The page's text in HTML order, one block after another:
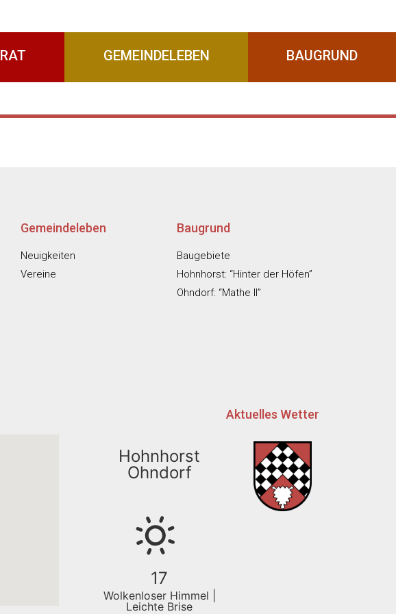
RAT GEMEINDELEBEN BAUGRUND
Gemeindeleben
Neuigkeiten
Vereine
Baugrund
Baugebiete
Hohnhorst: “Hinter der Höfen”
Ohndorf: “Mathe II”
Aktuelles Wetter
Hohnhorst
Ohndorf
17
Wolkenloser Himmel |
Leichte Brise